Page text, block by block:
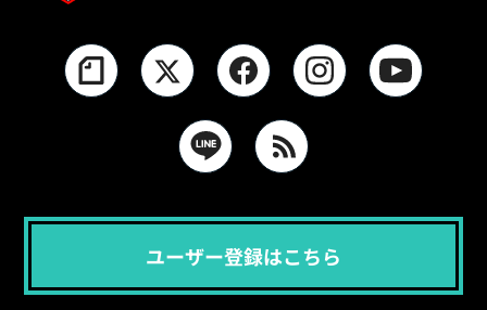
ユーザー登録はこちら